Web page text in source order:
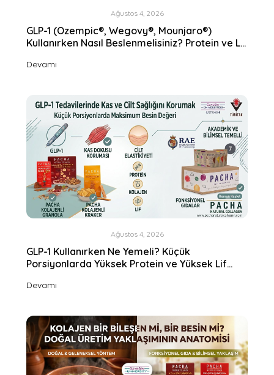
Ağustos 4, 2026
GLP-1 (Ozempic®, Wegovy®, Mounjaro®)
Kullanırken Nasıl Beslenmelisiniz? Protein ve Lif
Devamı
Ağustos 4, 2026
GLP-1 Kullanırken Ne Yemeli? Küçük
Porsiyonlarda Yüksek Protein ve Yüksek Lif
Devamı